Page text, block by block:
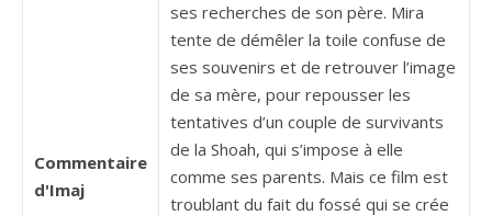
Commentaire
d'Imaj
ses recherches de son père. Mira
tente de démêler la toile confuse de
ses souvenirs et de retrouver l’image
de sa mère, pour repousser les
tentatives d’un couple de survivants
de la Shoah, qui s’impose à elle
comme ses parents. Mais ce film est
troublant du fait du fossé qui se crée